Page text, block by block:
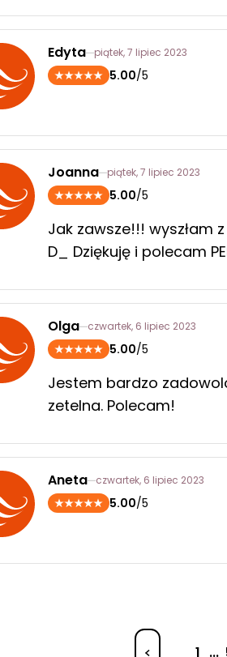
Edyta piątek, 7 lipiec 2023
5.00/5
Joanna piątek, 7 lipiec 2023
5.00/5
Jak zawsze!!! wyszłam
D_ Dziękuję i polecam
Olga czwartek, 6 lipiec 2023
5.00/5
Jestem bardzo
zetelna. Polecam!
Aneta czwartek, 6 lipiec 2023
5.00/5
1 ...